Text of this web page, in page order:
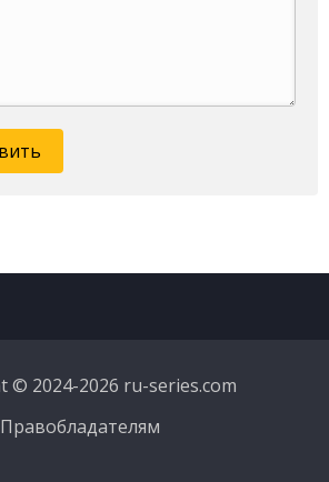
© 2024-2026 ru-series.com
Правобладателям